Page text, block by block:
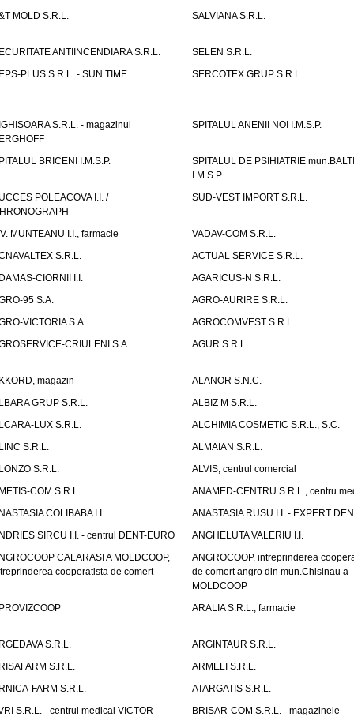
MOLD S.R.L.
SALVIANA S.R.L.
ANTIINCENDIARA S.R.L.
SELEN S.R.L.
PLUS S.R.L. - SUN TIME
SERCOTEX GRUP S.R.L.
S.R.L. - magazinul
SPITALUL ANENII NOI I.M.S.P.
BRICENI I.M.S.P.
SPITALUL DE PSIHIATRIE mun.BALTI
I.M.S.P.
POLEACOVA I.I. /
SUD-VEST IMPORT S.R.L.
MUNTEANU I.I., farmacie
VADAV-COM S.R.L.
S.R.L.
ACTUAL SERVICE S.R.L.
CIORNII I.I.
AGARICUS-N S.R.L.
95 S.A.
AGRO-AURIRE S.R.L.
VICTORIA S.A.
AGROCOMVEST S.R.L.
CRIULENI S.A.
AGUR S.R.L.
magazin
ALANOR S.N.C.
GRUP S.R.L.
ALBIZ M S.R.L.
LUX S.R.L.
ALCHIMIA COSMETIC S.R.L., S.C.
S.R.L.
ALMAIAN S.R.L.
S.R.L.
ALVIS, centrul comercial
COM S.R.L.
ANAMED-CENTRU S.R.L., centru
COLIBABA I.I.
ANASTASIA RUSU I.I. - EXPERT
SIRCU I.I. - centrul DENT-EURO
ANGHELUTA VALERIU I.I.
CALARASI A MOLDCOOP,
cooperatista de comert
ANGROCOOP, intreprinderea
de comert angro din mun.Chisinau a
MOLDCOOP
ARALIA S.R.L., farmacie
S.R.L.
ARGINTAUR S.R.L.
S.R.L.
ARMELI S.R.L.
FARM S.R.L.
ATARGATIS S.R.L.
S.R.L. - centrul medical VICTOR
BRISAR-COM S.R.L. - magazinele